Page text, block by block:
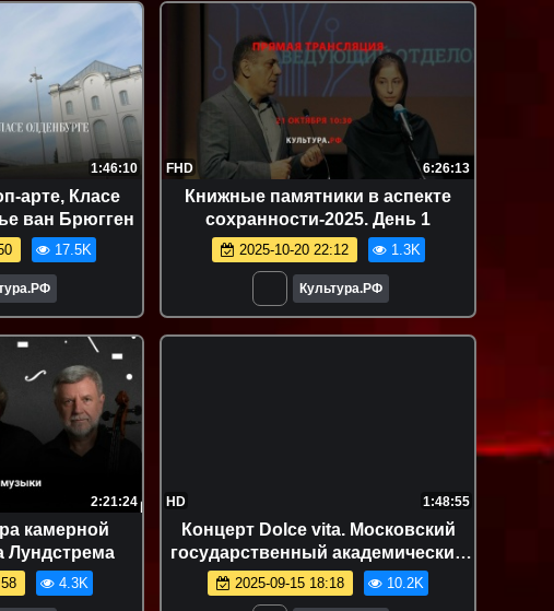
1:46:10
арте, Класе
ван Брюгген
17.5K
FHD 6:26:13
Книжные памятники в аспекте
сохранности-2025. День 1
2025-10-20 22:12 1.3K
Культура.РФ
2:21:24
камерной
Лундстрема
4.3K
HD 1:48:55
Концерт Dolce vita. Московский
государственный академический
симфонический оркестр под
управлением Фабио
2025-09-15 18:18 10.2K